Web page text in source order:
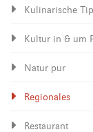
Kulinarische
Kultur in & um
Natur pur
Regionales
Restaurant